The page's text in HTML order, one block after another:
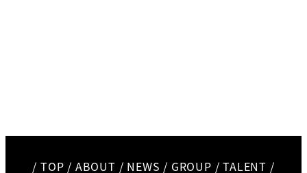
/ TOP / ABOUT / NEWS / GROUP /TALENT /